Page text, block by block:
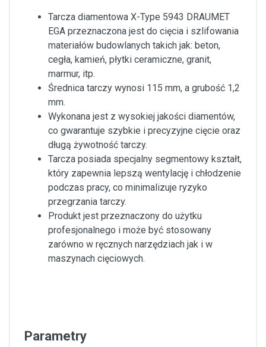
Tarcza diamentowa X-Type 5943 DRAUMET
EGA przeznaczona jest do cięcia i szlifowania
materiałów budowlanych takich jak: beton,
cegła, kamień, płytki ceramiczne, granit,
marmur, itp.
Średnica tarczy wynosi 115 mm, a grubość 1,2
mm.
Wykonana jest z wysokiej jakości diamentów,
co gwarantuje szybkie i precyzyjne cięcie oraz
długą żywotność tarczy.
Tarcza posiada specjalny segmentowy kształt,
który zapewnia lepszą wentylację i chłodzenie
podczas pracy, co minimalizuje ryzyko
przegrzania tarczy.
Produkt jest przeznaczony do użytku
profesjonalnego i może być stosowany
zarówno w ręcznych narzędziach jak i w
maszynach cięciowych.
Parametry